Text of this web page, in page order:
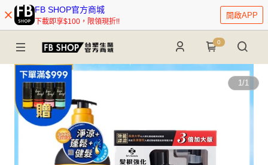
FB SHOP官方商城
下載即享$100，限領現折!!
開啟APP
0
1/1